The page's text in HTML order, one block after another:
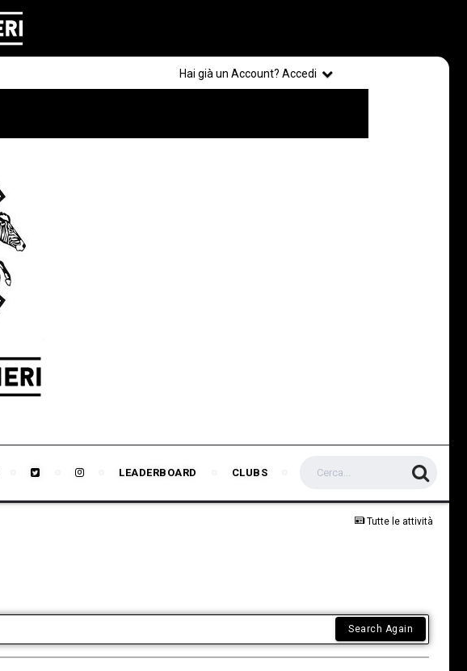
Hai già un Account? Accedi
LEADERBOARD CLUBS
Tutte le attività
Search Again